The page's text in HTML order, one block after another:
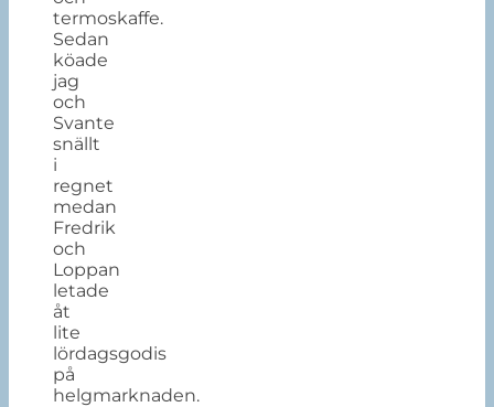
termoskaffe.
Sedan
köade
jag
och
Svante
snällt
i
regnet
medan
Fredrik
och
Loppan
letade
åt
lite
lördagsgodis
på
helgmarknaden.